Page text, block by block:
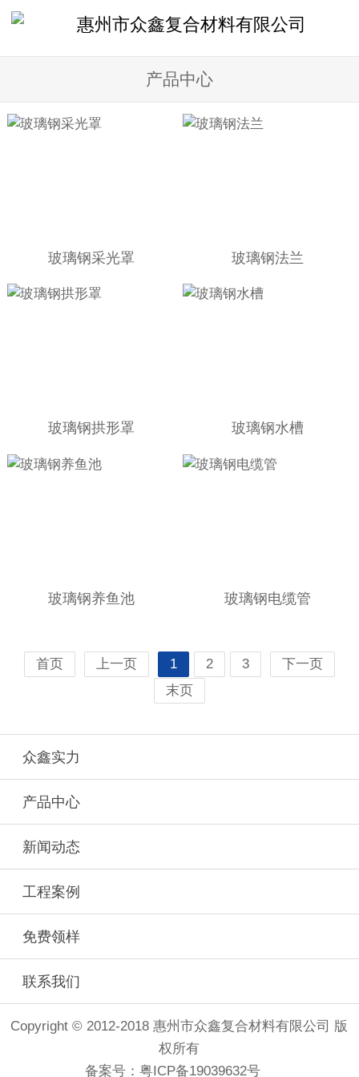
产品中心
玻璃钢采光罩 玻璃钢法兰
玻璃钢拱形罩 玻璃钢水槽
玻璃钢养鱼池 玻璃钢电缆管
首页 上一页 1 2 3
下一页
末页
众鑫实力
产品中心
新闻动态
工程案例
免费领样
联系我们
Copyright © 2012-2018 惠州市众鑫复合材料有限公司 版
权所有
备案号： 粤ICP备19039632号